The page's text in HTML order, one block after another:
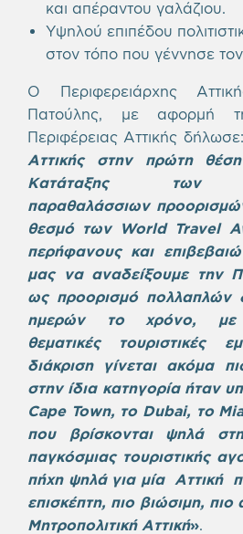
και απέραντου γαλάζιου.
Υψηλού επιπέδου
στον τόπο που γέννησε τον
Ο Περιφερειάρχης
Πατούλης, με αφορμή
Περιφέρειας Αττικής
Αττικής στην πρώτη
Κατάταξης των
παραθαλάσσιων
θεσμό των World Travel
περήφανους και
μας να αναδείξουμε την
ως προορισμό πολλαπλών
ημερών το χρόνο, με
θεματικές τουριστικές
διάκριση γίνεται ακόμα
στην ίδια κατηγορία ήταν
Cape Town, το Dubai, το
που βρίσκονται ψηλά
παγκόσμιας τουριστικής
πήχη ψηλά για μία Αττική
επισκέπτη, πιο βιώσιμη,
Μητροπολιτική Αττική».